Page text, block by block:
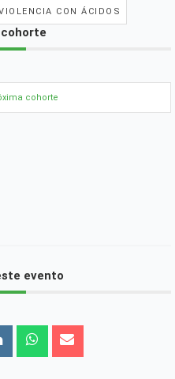
CON ÁCIDOS
cohorte
evento